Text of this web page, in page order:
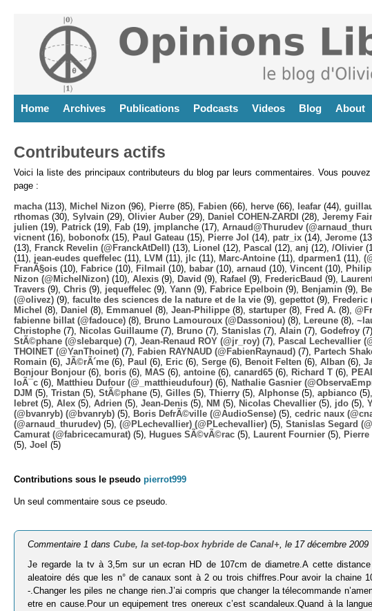
Home Archives Publications Podcasts Videos Blog About
Contributeurs actifs
Voici la liste des principaux contributeurs du blog par leurs commentaires. Vous
page :
macha (113), Michel Nizon (96), Pierre (85), Fabien (66), herve (66), leafar (44),
rthomas (30), Sylvain (29), Olivier Auber (29), Daniel COHEN-ZARDI (28), Jeremy
julien (19), Patrick (19), Fab (19), jmplanche (17), Arnaud@Thurudev
vicnent (16), bobonofx (15), Paul Gateau (15), Pierre Jol (14), patr_ix (14), Jerome
(13),
Franck Revelin (@FranckAtDell) (13), Lionel (12), Pascal (12), anj (12), /Olivier
(11), jean-eudes queffelec (11), LVM (11), jlc (11), Marc-Antoine (11), dparmen1 (11),
FranÃ§ois (10), Fabrice (10), Filmail (10), babar (10), arnaud (10), Vincent (10),
Nizon (@MichelNizon) (10), Alexis (9), David (9), Rafael (9), FredericBaud (9),
Travers (9), Chris (9), jequeffelec (9), Yann (9), Fabrice Epelboin (9), Benjamin (9),
(@olivez) (9), faculte des sciences de la nature et de la vie (9), gepettot (9), Frederic
Michel (8), Daniel (8), Emmanuel (8), Jean-Philippe (8), startuper (8), Fred A. (8),
fabienne billat (@fadouce) (8), Bruno Lamouroux (@Dassoniou) (8), Lereune (8),
Christophe (7), Nicolas Guillaume (7), Bruno (7), Stanislas (7), Alain (7), Godefroy
StÃ©phane (@slebarque) (7), Jean-Renaud ROY (@jr_roy) (7), Pascal Lechevallier
THOINET (@YanThoinet) (7), Fabien RAYNAUD (@FabienRaynaud) (7), Partech
Romain (6), JÃ©rÃ´me (6), Paul (6), Eric (6), Serge (6), Benoit Felten (6), Alban (6),
Bonjour Bonjour (6), boris (6), MAS (6), antoine (6), canard65 (6), Richard T (6),
loÃ¯c (6), Matthieu Dufour (@_matthieudufour) (6), Nathalie Gasnier
DJM (5), Tristan (5), StÃ©phane (5), Gilles (5), Thierry (5), Alphonse (5), apbianco (5),
lebret (5), Alex (5), Adrien (5), Jean-Denis (5), NM (5), Nicolas Chevallier (5), jdo (5),
(@bvanryb) (@bvanryb) (5), Boris DefrÃ©ville (@AudioSense) (5), cedric naux
(@arnaud_thurudev) (5), (@PLechevallier) (@PLechevallier) (5), Stanislas Segard
Camurat (@fabricecamurat) (5), Hugues SÃ©vÃ©rac (5), Laurent Fournier (5),
(5), Joel (5)
Contributions sous le pseudo pierrot999
Un seul commentaire sous ce pseudo.
Commentaire 1 dansCube, la set-top-box hybride de Canal+ , le 17 décembre 2009
Je regarde la tv à 3,5m sur un ecran HD de 107cm de diametre.A cette
aleatoire dés que les n° de canaux sont à 2 ou trois chiffres.Pour avoir la chaine
-.Changer les piles ne change rien.J’ai compris que changer la télecommande
etre en cause.Pour un equipement tres onereux c’est scandaleux.Quand à la